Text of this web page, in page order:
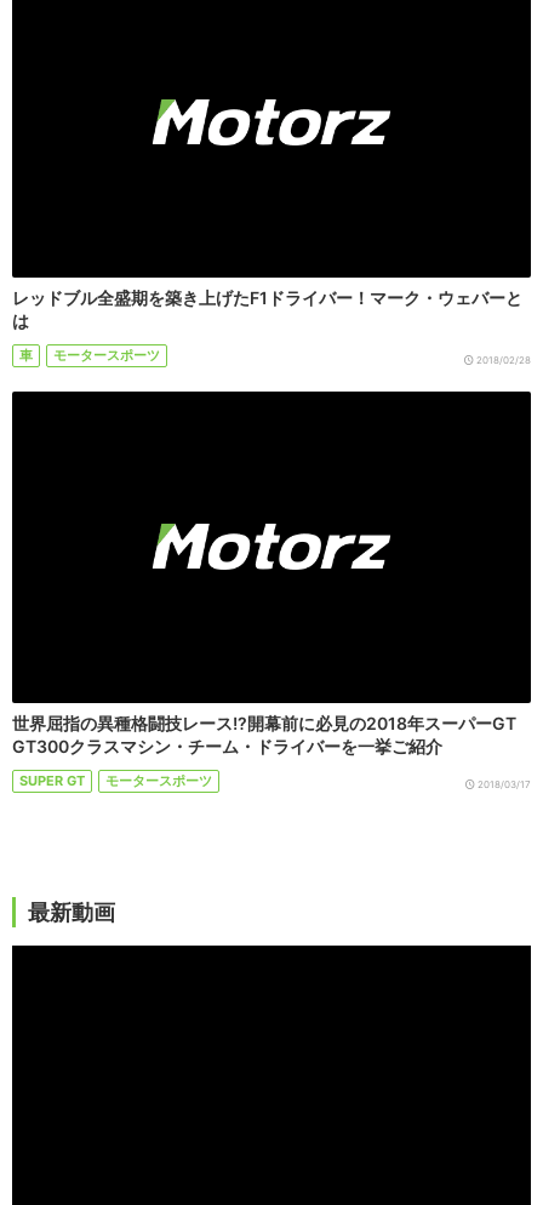
レッドブル全盛期を築き上げたF1ドライバー！マーク・ウェバーと
は
車 モータースポーツ 2018/02/28
世界屈指の異種格闘技レース!?開幕前に必見の2018年スーパーGT
GT300クラスマシン・チーム・ドライバーを一挙ご紹介
SUPER GT モータースポーツ 2018/03/17
最新動画